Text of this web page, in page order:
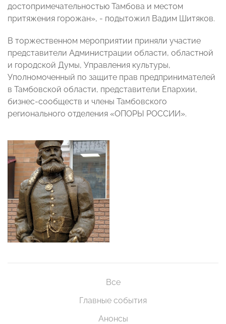
достопримечательностью Тамбова и местом
притяжения горожан», - подытожил Вадим Шитяков.
В торжественном мероприятии приняли участие
представители Администрации области, областной
и городской Думы, Управления культуры,
Уполномоченный по защите прав предпринимателей
в Тамбовской области, представители Епархии,
бизнес-сообществ и члены Тамбовского
регионального отделения «ОПОРЫ РОССИИ».
Все
Главные события
Анонсы